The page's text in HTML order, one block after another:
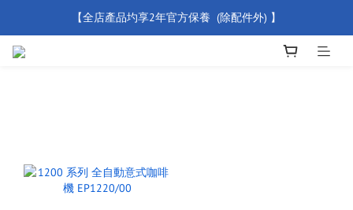
【買滿 $500 免運費】
【全店產品圴享2年官方保養  (除配件外) 】